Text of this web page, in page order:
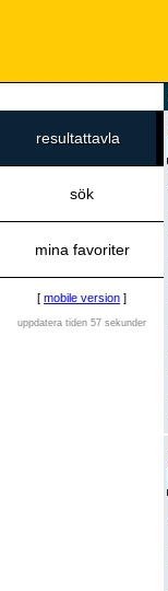
resultattavla
sök
mina favoriter
[ mobile version ]
uppdatera tiden 57 sekunder